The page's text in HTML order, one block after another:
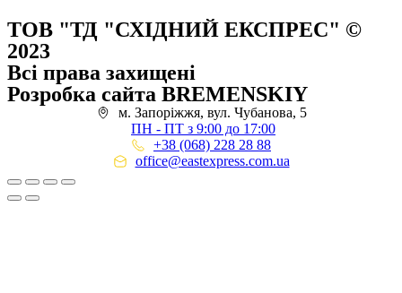
ТОВ "ТД "СХІДНИЙ ЕКСПРЕС" ©
2023
Всі права захищені
Розробка сайта BREMENSKIY
м. Запоріжжя, вул. Чубанова, 5
ПН - ПТ з 9:00 до 17:00
+38 (068) 228 28 88
office@eastexpress.com.ua